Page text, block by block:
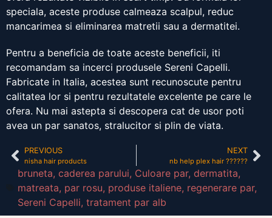
speciala, aceste produse calmeaza scalpul, reduc
mancarimea si eliminarea matretii sau a dermatitei.
Pentru a beneficia de toate aceste beneficii, iti
recomandam sa incerci produsele Sereni Capelli.
Fabricate in Italia, acestea sunt recunoscute pentru
calitatea lor si pentru rezultatele excelente pe care le
ofera. Nu mai astepta si descopera cat de usor poti
avea un par sanatos, stralucitor si plin de viata.
PREVIOUS
nisha hair products
NEXT
nb help plex hair ??????
bruneta, caderea parului, Culoare par, dermatita,
matreata, par rosu, produse italiene, regenerare par,
Sereni Capelli, tratament par alb